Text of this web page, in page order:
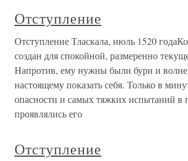
Отступление
Отступление Тласкала, июль 1520
создан для спокойной, размеренно
Напротив, ему нужны были бури и
настоящему показать себя. Только в
опасности и самых тяжких испытаний в
проявлялись его
Отступление